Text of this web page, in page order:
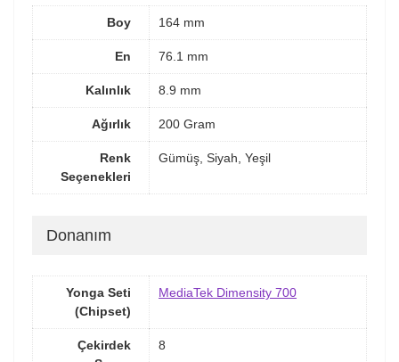
Boy 164 mm
En 76.1 mm
Kalınlık 8.9 mm
Ağırlık 200 Gram
Renk
Seçenekleri
Gümüş, Siyah, Yeşil
Donanım
Yonga Seti
(Chipset)
MediaTek Dimensity 700
Çekirdek
8